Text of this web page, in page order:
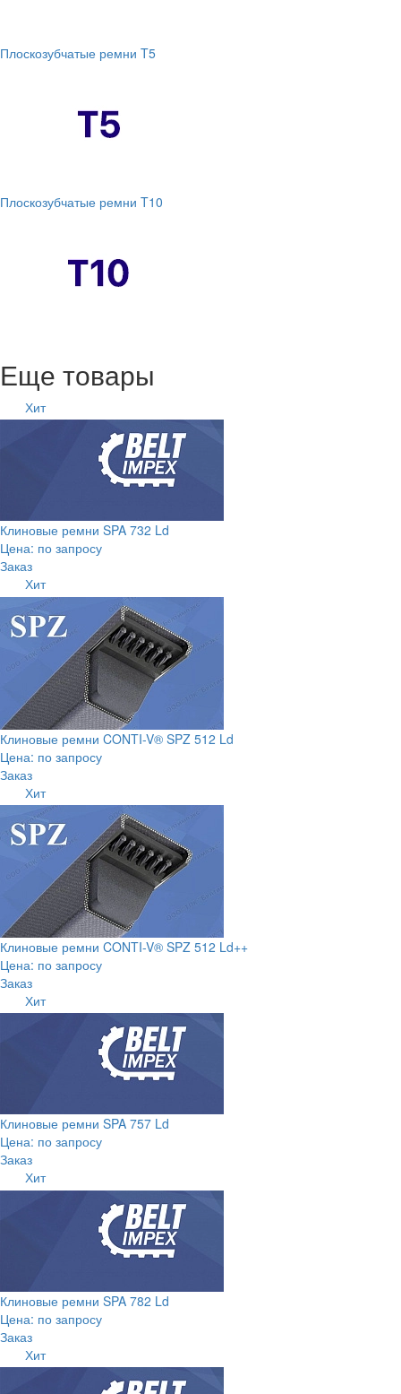
Плоскозубчатые ремни T5
Плоскозубчатые ремни T10
Еще товары
Хит
Клиновые ремни SPA 732 Ld
Цена: по запросу
Заказ
Хит
Клиновые ремни CONTI-V® SPZ 512 Ld
Цена: по запросу
Заказ
Хит
Клиновые ремни CONTI-V® SPZ 512 Ld++
Цена: по запросу
Заказ
Хит
Клиновые ремни SPA 757 Ld
Цена: по запросу
Заказ
Хит
Клиновые ремни SPA 782 Ld
Цена: по запросу
Заказ
Хит